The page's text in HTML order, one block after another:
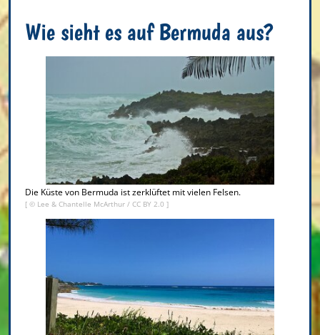
Wie sieht es auf Bermuda aus?
Die Küste von Bermuda ist zerklüftet mit vielen Felsen.
[ © Lee & Chantelle McArthur / CC BY 2.0 ]